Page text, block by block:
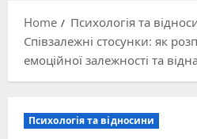
Home
Психологія та
Співзалежні стосунки: як
емоційної залежності та
Психологія та відносини